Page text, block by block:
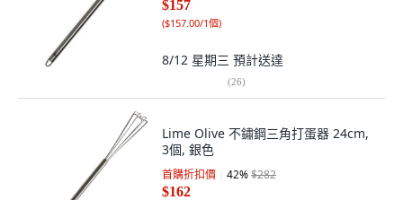
$157
($157.00/1個)
8/12 星期三 預計送達
(26)
Lime Olive 不鏽鋼三角打蛋器 24cm,
3個, 銀色
首購折扣價 42%$282
$162